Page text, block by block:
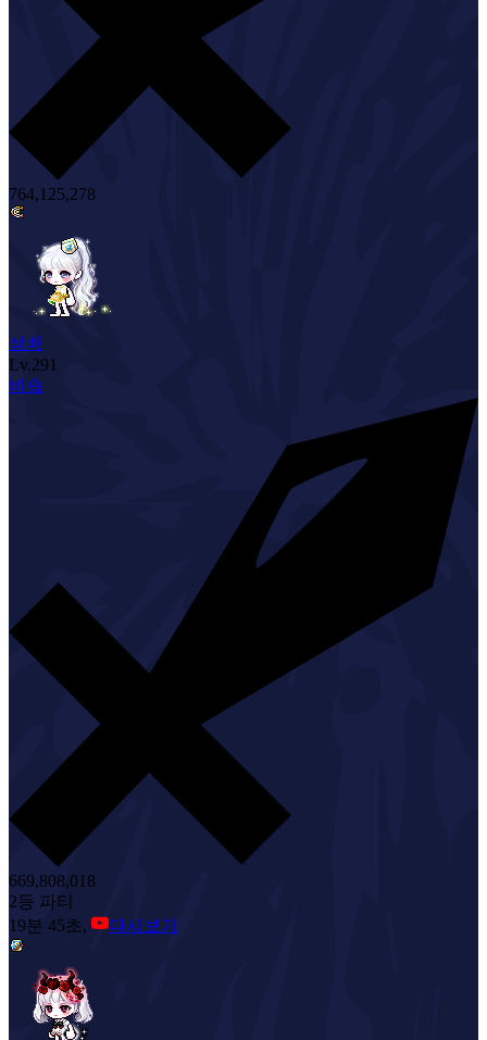
764,125,278
성배
Lv.291
비숍
669,808,018
2등 파티
19분 45초,
다시보기